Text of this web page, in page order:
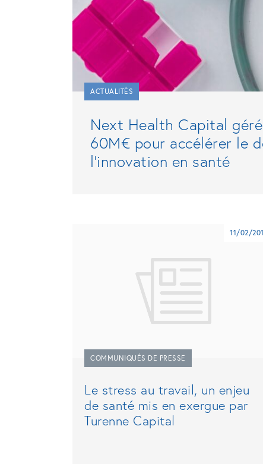
ACTUALITÉS
Next Health Capital
60M€ pour accélérer le
l'innovation en santé
11/02/
COMMUNIQUÉS DE PRESSE
Le stress au travail, un enjeu
de santé mis en exergue par
Turenne Capital